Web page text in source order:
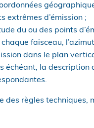
extrêmes d’émission ;
du ou des points
chaque faisceau,
dans le plan
échéant, la
des règles